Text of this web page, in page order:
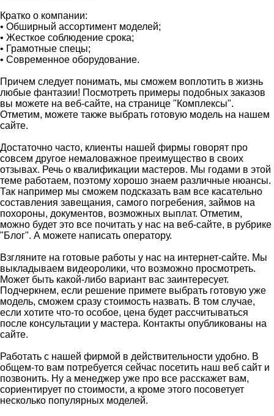
Кратко о компании:
• Обширный ассортимент моделей;
• Жесткое соблюдение срока;
• Грамотные спецы;
• Современное оборудование.
Причем следует понимать, мы сможем воплотить в жизнь
любые фантазии! Посмотреть примеры подобных заказов
вы можете на веб-сайте, на странице "Комплексы".
Отметим, можете также выбрать готовую модель на нашем
сайте.
Достаточно часто, клиенты нашей фирмы говорят про
совсем другое немаловажное преимущество в своих
отзывах. Речь о квалификации мастеров. Мы годами в этой
теме работаем, поэтому хорошо знаем различные нюансы.
Так например мы сможем подсказать вам все касательно
составления завещания, самого погребения, займов на
похороны, документов, возможных выплат. Отметим,
можно будет это все почитать у нас на веб-сайте, в рубрике
"Блог". А можете написать оператору.
Взгляните на готовые работы у нас на интернет-сайте. Мы
выкладываем видеоролики, что возможно просмотреть.
Может быть какой-либо вариант вас заинтересует.
Подчеркнем, если решение примете выбрать готовую уже
модель, сможем сразу стоимость назвать. В том случае,
если хотите что-то особое, цена будет рассчитываться
после консультации у мастера. Контакты опубликованы на
сайте.
Работать с нашей фирмой в действительности удобно. В
общем-то вам потребуется сейчас посетить наш веб сайт и
позвонить. Ну а менеджер уже про все расскажет вам,
сориентирует по стоимости, а кроме этого посоветует
несколько популярных моделей.